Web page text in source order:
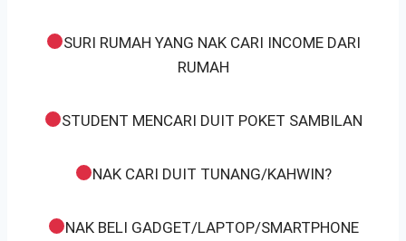
SURI RUMAH YANG NAK CARI INCOME DARI
RUMAH
STUDENT MENCARI DUIT POKET SAMBILAN
NAK CARI DUIT TUNANG/KAHWIN?
NAK BELI GADGET/LAPTOP/SMARTPHONE